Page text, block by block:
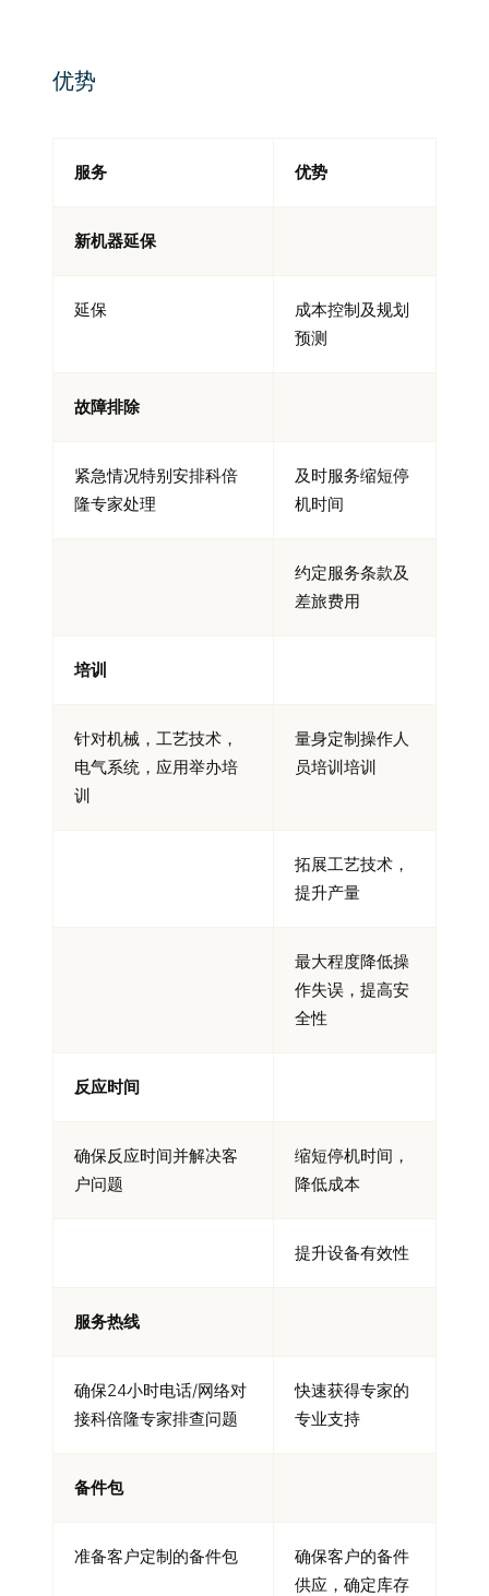
优势
服务 优势
新机器延保
延保
成本控制及规划
预测
故障排除
紧急情况特别安排科倍
隆专家处理
及时服务缩短停
机时间
约定服务条款及
差旅费用
培训
针对机械，工艺技术，
电气系统，应用举办培
训
量身定制操作人
员培训培训
拓展工艺技术，
提升产量
最大程度降低操
作失误，提高安
全性
反应时间
确保反应时间并解决客
户问题
缩短停机时间，
降低成本
提升设备有效性
服务热线
确保24小时电话/网络对
接科倍隆专家排查问题
快速获得专家的
专业支持
备件包
准备客户定制的备件包
确保客户的备件
供应，确定库存